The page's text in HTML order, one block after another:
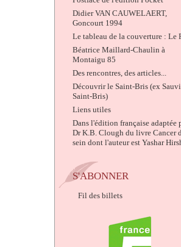
Didier VAN CAUWELAERT,
Goncourt 1994
Le tableau de la couverture : Le
Béatrice Maillard-Chaulin à
Montaigu 85
Des rencontres, des articles...
Découvrir le Saint-Bris (ex
Saint-Bris)
Liens utiles
Dans l'édition française adaptée
Dr K.B. Clough du livre Cancer
sein dont l'auteur est Yashar
S'ABONNER
Fil des billets